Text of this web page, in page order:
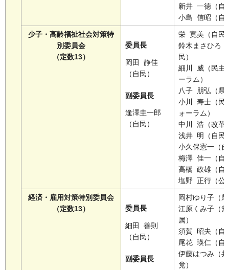
新井 一徳（自
小島 信昭（自
少子・高齢福祉社会対策特
別委員会
（定数13）
委員長
岡田 静佳
（自民）
副委員長
逢澤圭一郎
（自民）
栄 寛美（自民
鈴木まさひろ
民）
細川 威（民主
ーラム）
八子 朋弘（県
小川 寿士（民
ォーラム）
中川 浩（改革
浅井 明（自民
小久保憲一（
梅澤 佳一（自
高橋 政雄（自
塩野 正行（公
経済・雇用対策特別委員会
（定数13）
委員長
細田 善則
（自民）
副委員長
岡村ゆり子（
江原くみ子（
属）
須賀 昭夫（自
尾花 瑛仁（自
伊藤はつみ（
党）